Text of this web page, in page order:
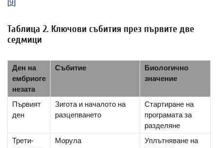
[9]
Таблица 2. Ключови събития през първите две
седмици
Ден на
ембриоге
незата
Събитие
Биологично
значение
Първият
ден
Зигота и началото на
разцепването
Стартиране на
програмата за
разделяне
Трети-
Морула
Уплътняване на